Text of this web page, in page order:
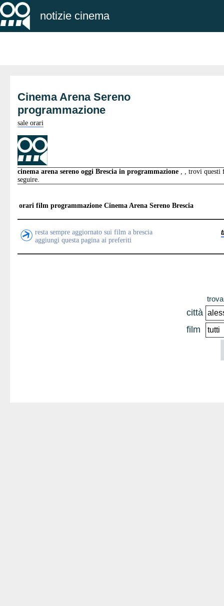
notizie cinema
Cinema Arena Sereno
programmazione
sale orari
cinema arena sereno oggi Brescia in programmazione , , trovi questi
seguire.
orari film programmazione Cinema Arena Sereno Brescia
resta sempre aggiornato sui film a brescia
aggiungi questa pagina ai preferiti
città
film